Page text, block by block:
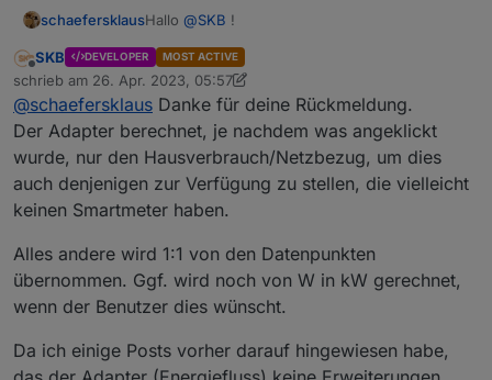
schaefersklausHallo @SKB !
Vielen Dank für den klasse Adapter und Deine
Mühen!
Ich habe den Adapter (Energiefluss 3.6.0)
gestern das erste mal installiert und
konfiguriert.
Es gefällt mir auch schon sehr gut.
Trotzdem möchte ich an dieser Stelle dann
gerne ein paar "Wünsche" äußern, die in
einem neuen Release sehr gerne
implementiert sein könnten.
Da ich zuvor eine selbst gebastelte
Haus hatte, gibt es bereits ein Skript, welches
mir die Leistungen, die von A nach B fließen
berechnet.
Und aufgrund meines sog. "Messkonzept 8"
Wärmepumpe, welche quasi in Reihe
geschaltet sind), sowie der PV-Anlage und
Wunsch 1: Daher wäre es schön wenn man die
Leistungen je "Flussrichtung" als Datenpunkte
angeben könnte, und bei Bedarf diese NICHT
von Deinem Skript berechnet werden.
Hier ein Beispiel, wo ich die Werte einfach als
Kästchen drüber gelegt hab:
Diese Leistungen können sich im Betrag
Offline
SKB DEVELOPER MOST ACTIVE
schrieb am 26. Apr. 2023, 05:57
zuletzt editiert von SKB
@schaefersklaus Danke für deine Rückmeldung.
Der Adapter berechnet, je nachdem was angeklickt
wurde, nur den Hausverbrauch/Netzbezug, um dies
auch denjenigen zur Verfügung zu stellen, die vielleicht
keinen Smartmeter haben.
Alles andere wird 1:1 von den Datenpunkten
übernommen. Ggf. wird noch von W in kW gerechnet,
wenn der Benutzer dies wünscht.
Da ich einige Posts vorher darauf hingewiesen habe,